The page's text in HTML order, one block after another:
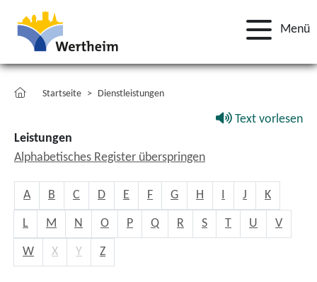
Menü
Startseite Dienstleistungen
Text vorlesen
Leistungen
Alphabetisches Register überspringen
A B C D E F G H I J K
L M N O P Q R S T U V
W X Y Z